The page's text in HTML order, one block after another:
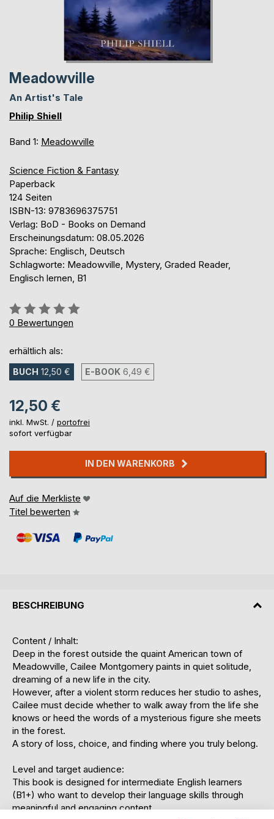
Meadowville
An Artist's Tale
Philip Shiell
Band 1: Meadowville
Science Fiction & Fantasy
Paperback
124 Seiten
ISBN-13: 9783696375751
Verlag: BoD - Books on Demand
Erscheinungsdatum: 08.05.2026
Sprache: Englisch, Deutsch
Schlagworte: Meadowville, Mystery, Graded Reader,
Englisch lernen, B1
Bewertung::
0%
0 Bewertungen
erhältlich als:
BUCH 12,50 € E-BOOK 6,49 €
12,50 €
inkl. MwSt. / portofrei
sofort verfügbar
IN DEN WARENKORB
Auf die Merkliste
Titel bewerten
BESCHREIBUNG
Content / Inhalt:
Deep in the forest outside the quaint American town of
Meadowville, Cailee Montgomery paints in quiet solitude,
dreaming of a new life in the city.
However, after a violent storm reduces her studio to ashes,
Cailee must decide whether to walk away from the life she
knows or heed the words of a mysterious figure she meets
in the forest.
A story of loss, choice, and finding where you truly belong.
Level and target audience:
This book is designed for intermediate English learners
(B1+) who want to develop their language skills through
meaningful and engaging content.